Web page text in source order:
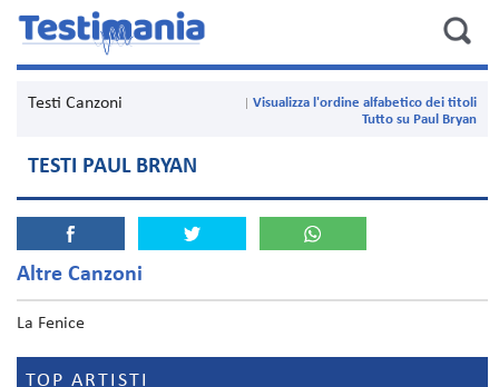
Testi Canzoni
Visualizza l'ordine alfabetico dei titoli
Tutto su Paul Bryan
TESTI PAUL BRYAN
Altre Canzoni
La Fenice
TOP ARTISTI